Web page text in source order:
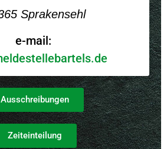
Sprakensehl
e-mail:
Ausschreibungen
Zeiteinteilung